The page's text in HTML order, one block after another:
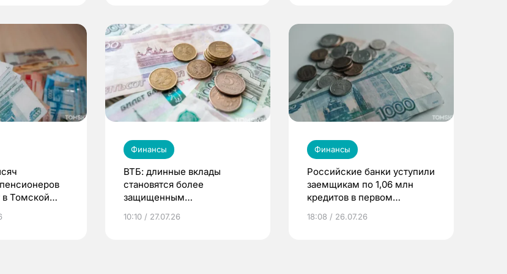
в Томской
Финансы
ВТБ: длинные вклады
становятся более
защищенным
10:10 / 27.07.26
Финансы
Российские банки уступили
заемщикам по 1,06 млн
кредитов в первом
18:08 / 26.07.26